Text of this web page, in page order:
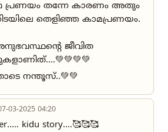
പ്രണയം തന്നേ കാരണം അതും
തെളിഞ്ഞ കാമപ്രണയം.
ജീവിത
നന്തൂസ്..💚💚
03-2025 04:20
kidu story....🥰🥰🥰